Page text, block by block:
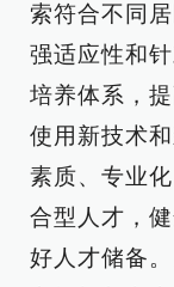
索符合不同
强适应性和
培养体系，
使用新技术
素质、专业
合型人才，
好人才储备